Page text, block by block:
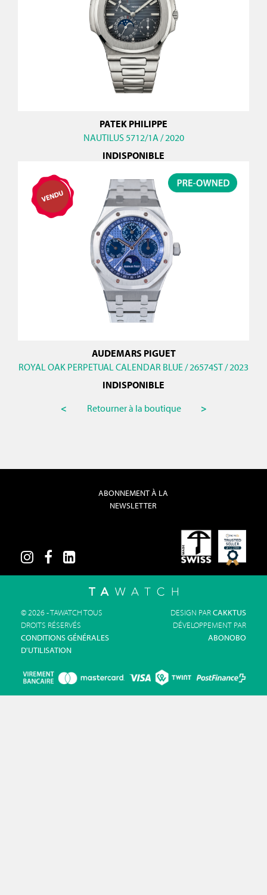
PATEK PHILIPPE
NAUTILUS 5712/1A / 2020
INDISPONIBLE
AUDEMARS PIGUET
ROYAL OAK PERPETUAL CALENDAR BLUE / 26574ST / 2023
INDISPONIBLE
<
Retourner à la boutique >
ABONNEMENT À LA
NEWSLETTER
© 2026 - TAWATCH TOUS
DROITS RÉSERVÉS
CONDITIONS GÉNÉRALES
D'UTILISATION
DESIGN PARCAKKTUS
DÉVELOPPEMENT PAR
ABONOBO